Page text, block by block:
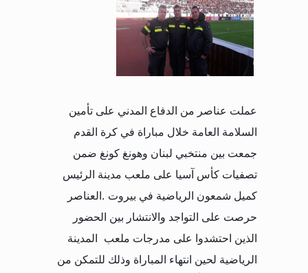
عملت عناصر من الدفاع المدني على تأمين
السلامة العامة خلال مباراة في كرة القدم
جمعت بين منتخبي لبنان وهونغ كونغ ضمن
تصفيات كأس آسيا على ملعب مدينة الرئيس
كميل شمعون الرياضية في بيروت .العناصر
حرصت على التواجد والانتشار بين الحضور
الذين احتشدوا على مدرجات ملعب
المدينة
الرياضية لحين انتهاء المباراة وذلك للتمكن من